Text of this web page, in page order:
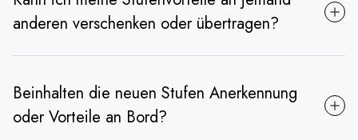
anderen verschenken oder übertragen?
Beinhalten die neuen Stufen Anerkennung
oder Vorteile an Bord?